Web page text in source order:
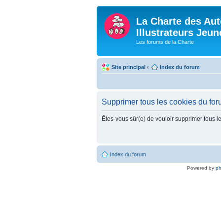
La Charte des
Illustrateurs
Les forums de la Charte
Site principal ‹ Index du forum
Supprimer tous les cookies du
Êtes-vous sûr(e) de vouloir supprimer tous
Index du forum
Powered by